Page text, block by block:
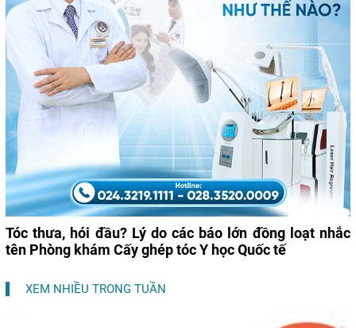
Tóc thưa, hói đầu? Lý do các báo lớn đồng loạt nhắc
tên Phòng khám Cấy ghép tóc Y học Quốc tế
XEM NHIỀU TRONG TUẦN